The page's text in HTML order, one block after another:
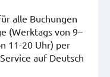
alle Buchungen
(Werktags von 9–
11-20 Uhr) per
auf Deutsch